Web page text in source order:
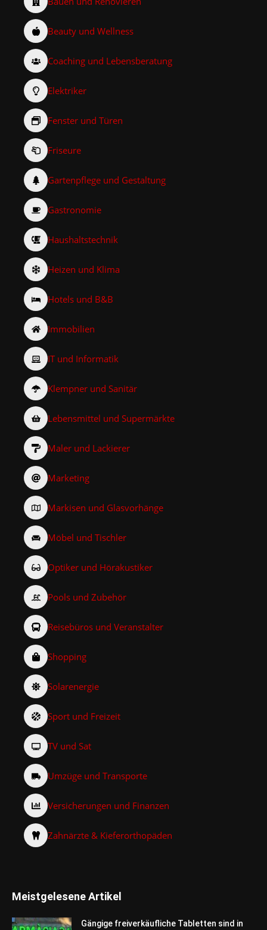
Beauty und Wellness
Coaching und Lebensberatung
Elektriker
Fenster und Türen
Friseure
Gartenpflege und Gestaltung
Gastronomie
Haushaltstechnik
Heizen und Klima
Hotels und B&B
Immobilien
IT und Informatik
Klempner und Sanitär
Lebensmittel und Supermärkte
Maler und Lackierer
Marketing
Markisen und Glasvorhänge
Möbel und Tischler
Optiker und Hörakustiker
Pools und Zubehör
Reisebüros und Veranstalter
Shopping
Solarenergie
Sport und Freizeit
TV und Sat
Umzüge und Transporte
Versicherungen und Finanzen
Zahnärzte & Kieferorthopäden
Meistgelesene Artikel
Gängige freiverkäufliche Tabletten sind in